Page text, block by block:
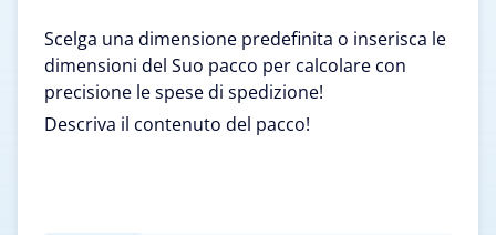
Scelga una dimensione predefinita o inserisca le
dimensioni del Suo pacco per calcolare con
precisione le spese di spedizione!
Descriva il contenuto del pacco!